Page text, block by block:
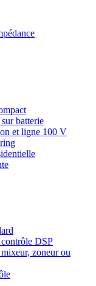
batterie
et ligne 100 V
DSP
zoneur ou